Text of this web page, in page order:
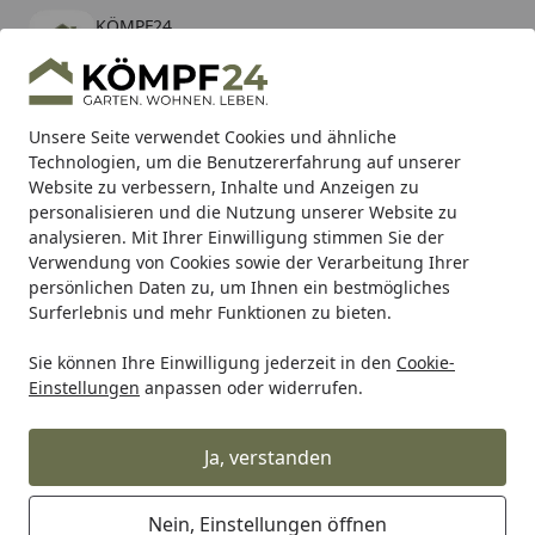
Unsere Seite verwendet Cookies und ähnliche
Technologien, um die Benutzererfahrung auf unserer
Website zu verbessern, Inhalte und Anzeigen zu
personalisieren und die Nutzung unserer Website zu
analysieren. Mit Ihrer Einwilligung stimmen Sie der
Verwendung von Cookies sowie der Verarbeitung Ihrer
persönlichen Daten zu, um Ihnen ein bestmögliches
Surferlebnis und mehr Funktionen zu bieten.
Sie können Ihre Einwilligung jederzeit in den Cookie-
Einstellungen anpassen oder widerrufen.
Ja, verstanden
Nein, Einstellungen öffnen
KÖMPF24
kostenlos - Im App Store
Hotline
Alle Produkte
Mein Konto
Suchen
Karibu Pools inkl. gratis Sandfilteranlage & Pool-
Starterset (Gesamtwert bis 468,99€)
Startseite
Grill Weber Hardware Table Fixed Genesis 19 (68582)
Weber Hardware Table Fixed
Genesis 19 (68582)